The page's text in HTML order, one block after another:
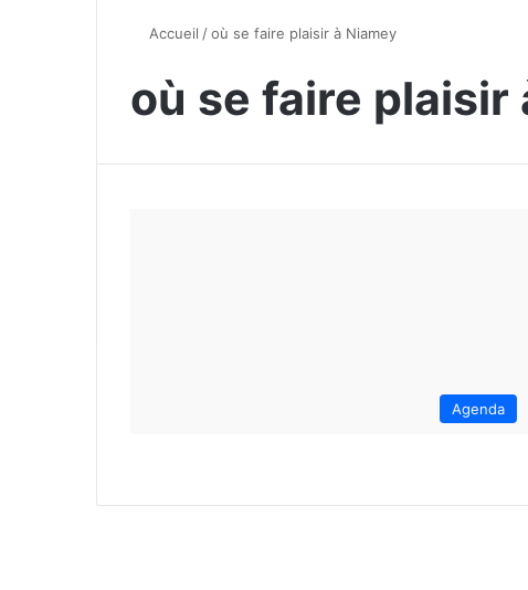
Accueil /où se faire plaisir à Niamey
où se faire plaisir
Agenda